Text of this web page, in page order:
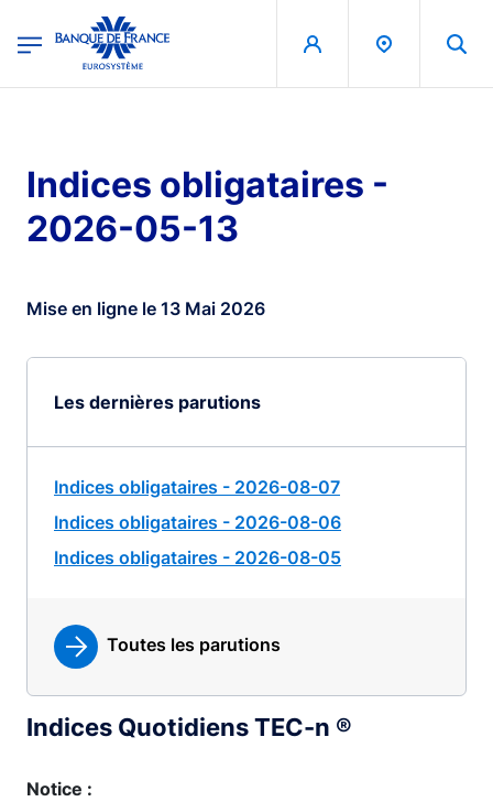
Banque de France - Menu Principal
Indices obligataires -
2026-05-13
Mise en ligne le 13 Mai 2026
Les dernières parutions
Indices obligataires - 2026-08-07
Indices obligataires - 2026-08-06
Indices obligataires - 2026-08-05
Toutes les parutions
Indices Quotidiens TEC-n ®
Notice :